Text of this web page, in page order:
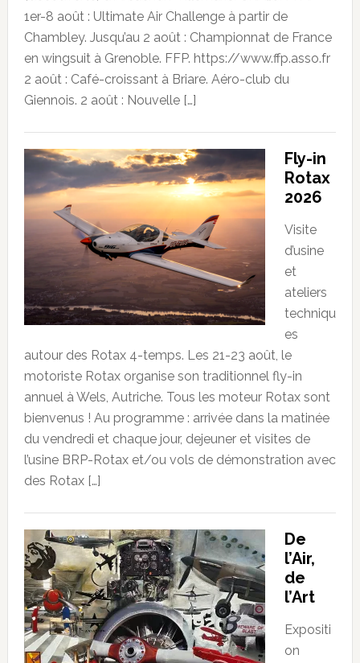
1er-8 août : Ultimate Air Challenge à partir de
Chambley. Jusqu’au 2 août : Championnat de France
en wingsuit à Grenoble. FFP. https://www.ffp.asso.fr
2 août : Café-croissant à Briare. Aéro-club du
Giennois. 2 août : Nouvelle […]
Fly-in
Rotax
2026
Visite
d’usine
et
ateliers
techniqu
es
autour des Rotax 4-temps. Les 21-23 août, le
motoriste Rotax organise son traditionnel fly-in
annuel à Wels, Autriche. Tous les moteur Rotax sont
bienvenus ! Au programme : arrivée dans la matinée
du vendredi et chaque jour, dejeuner et visites de
l’usine BRP-Rotax et/ou vols de démonstration avec
des Rotax […]
De
l’Air,
de
l’Art
Expositi
on